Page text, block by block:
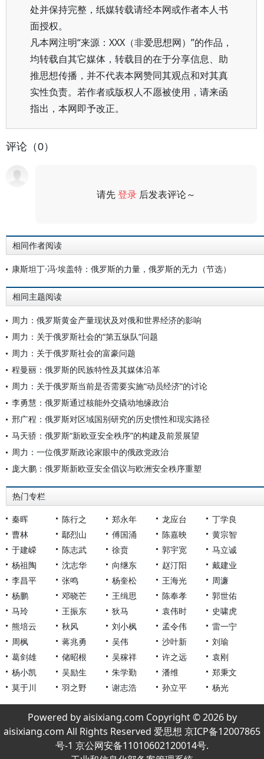
处并保持完整，纸媒转载请经本网或作者本人书
面授权。
凡本网注明“来源：XXX（非爱思想网）”的作品，
均转载自其它媒体，转载目的在于分享信息、助
推思想传播，并不代表本网赞同其观点和对其真
实性负责。若作者或版权人不愿被使用，请来函
指出，本网即予改正。
评论（0）
请先登录 后发表评论～
相同作者阅读
康斯坦丁·冯·埃盖特：俄罗斯的力量，俄罗斯的无力（节选）
相同主题阅读
周力：俄罗斯黄金产量现状及对俄和世界经济的影响
周力：关于俄罗斯社会的“第五纵队”问题
周力：关于俄罗斯社会的富豪问题
程曼丽：俄罗斯的民族特性及其媒体沿革
周力：关于俄罗斯当前是否需要实施“动员经济”的讨论
李勇慧：俄罗斯通过核能外交撬动地缘政治
邢广程：俄罗斯对区域国别研究的历史惯性和现实路径
马天骄：俄罗斯“新欧亚安全秩序”的构建及前景展望
周力：一位俄罗斯政论家眼中的俄政党政治
庞大鹏：俄罗斯新欧亚安全倡议与欧洲安全秩序重塑
热门专栏
秦晖 陈行之 郑永年 龙应台
丁学良
曹林
鄢烈山 傅国涌 陈嘉映
黄宗智
于建嵘
陈志武 徐贲 郭宇宽
马立诚
杨祖陶
沈志华 向继东 赵汀阳
戴建业
李昌平
张鸣 杨奎松 王海光
周濂
杨鹏
邓晓芒 王缉思 陈奉孝
郭世佑
马玲
王振东 狄马 袁伟时
史啸虎
熊培云
秋风 刘小枫 孟令伟
雷一宁
周枫
蒋兆勇 吴伟 沙叶新
刘瑜
葛剑雄
储昭根 吴稼祥 许之远
袁刚
杨小凯
吴励生 朱学勤 潘维
郑秉文
莫于川
羽之野 谢志浩 孙立平 杨光
Powered by aisixiang.com Copyright © 2026 by
aisixiang.com All Rights Reserved 爱思想 京ICP备12007865
号-1 京公网安备11010602120014号.